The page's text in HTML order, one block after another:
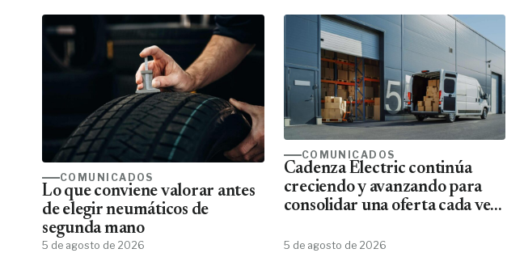
COMUNICADOS
Lo que conviene valorar antes
de elegir neumáticos de
segunda mano
5 de agosto de 2026
COMUNICADOS
Cadenza Electric continúa
creciendo y avanzando para
consolidar una oferta cada vez
eléctrico Schneider
5 de agosto de 2026